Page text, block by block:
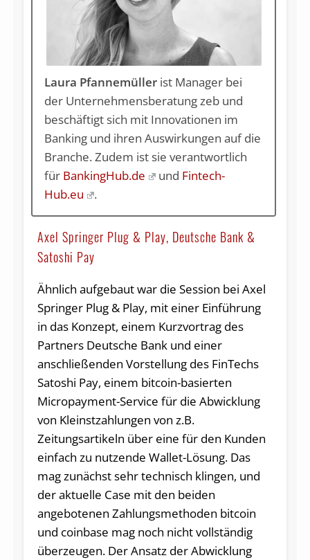
Laura Pfannemüller ist Manager bei
der Unternehmensberatung zeb und
beschäftigt sich mit Innovationen im
Banking und ihren Auswirkungen auf die
Branche. Zudem ist sie verantwortlich
für BankingHub.de und Fintech-
Hub.eu
.
Axel Springer Plug & Play, Deutsche Bank &
Satoshi Pay
Ähnlich aufgebaut war die Session bei Axel
Springer Plug & Play, mit einer Einführung
in das Konzept, einem Kurzvortrag des
Partners Deutsche Bank und einer
anschließenden Vorstellung des FinTechs
Satoshi Pay, einem bitcoin-basierten
Micropayment-Service für die Abwicklung
von Kleinstzahlungen von z.B.
Zeitungsartikeln über eine für den Kunden
einfach zu nutzende Wallet-Lösung. Das
mag zunächst sehr technisch klingen, und
der aktuelle Case mit den beiden
angebotenen Zahlungsmethoden bitcoin
und coinbase mag noch nicht vollständig
überzeugen. Der Ansatz der Abwicklung